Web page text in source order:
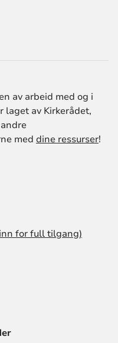
av arbeid med og i
laget av Kirkerådet,
med dine ressurser!
for full tilgang)